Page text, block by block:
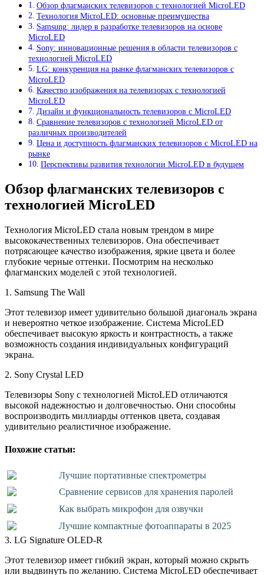
Обзор флагманских телевизоров с технологией MicroLED
Технология MicroLED: основные преимущества
Samsung: лидер в разработке телевизоров на основе
MicroLED
Sony: инновационные решения в области телевизоров с
технологией MicroLED
LG: конкуренция на рынке флагманских телевизоров с
MicroLED
Качество изображения на телевизорах с технологией
MicroLED
Дизайн и функциональность телевизоров с MicroLED
Сравнение телевизоров с технологией MicroLED от
различных производителей
Цена и доступность флагманских телевизоров с MicroLED на
рынке
Перспективы развития технологии MicroLED в будущем
Обзор флагманских телевизоров с
технологией MicroLED
Технология MicroLED стала новым трендом в мире
высококачественных телевизоров. Она обеспечивает
потрясающее качество изображения, яркие цвета и более
глубокие черные оттенки. Посмотрим на несколько
флагманских моделей с этой технологией.
1. Samsung The Wall
Этот телевизор имеет удивительно большой диагональ экрана
и невероятно четкое изображение. Система MicroLED
обеспечивает высокую яркость и контрастность, а также
возможность создания индивидуальных конфигураций
экрана.
2. Sony Crystal LED
Телевизоры Sony с технологией MicroLED отличаются
высокой надежностью и долговечностью. Они способны
воспроизводить миллиарды оттенков цвета, создавая
удивительно реалистичное изображение.
Похожие статьи:
Лучшие портативные спектрометры
Сравнение сервисов для хранения паролей
Как выбрать микрофон для озвучки
Лучшие компактные фотоаппараты в 2025
3. LG Signature OLED-R
Этот телевизор имеет гибкий экран, который можно скрыть
или выдвинуть по желанию. Система MicroLED обеспечивает